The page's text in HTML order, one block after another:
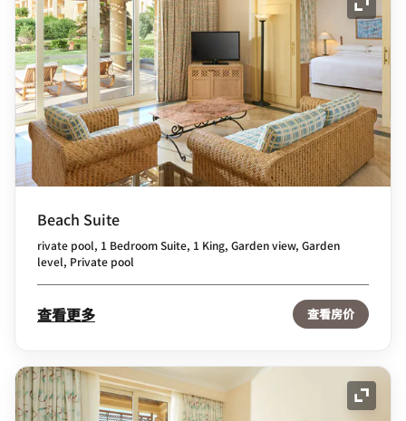
展开
Beach Suite
rivate pool, 1 Bedroom Suite, 1 King, Garden view, Garden
level, Private pool
查看更多 查看房价
展开